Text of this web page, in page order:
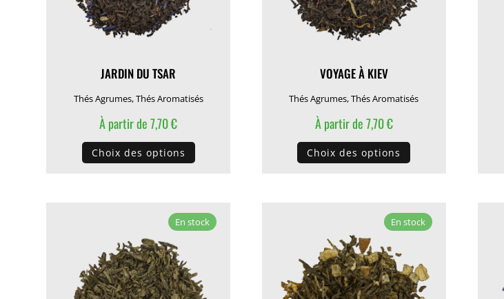
JARDIN DU TSAR
Thés Agrumes,Thés Aromatisés
À partir de7,70€
Choix des options
Ce
produit
variations.
Les
être
VOYAGE À KIEV
Thés Agrumes,Thés Aromatisés
À partir de7,70€
Choix des options
produit
variations.
Les
peuvent
être
En stock En stock